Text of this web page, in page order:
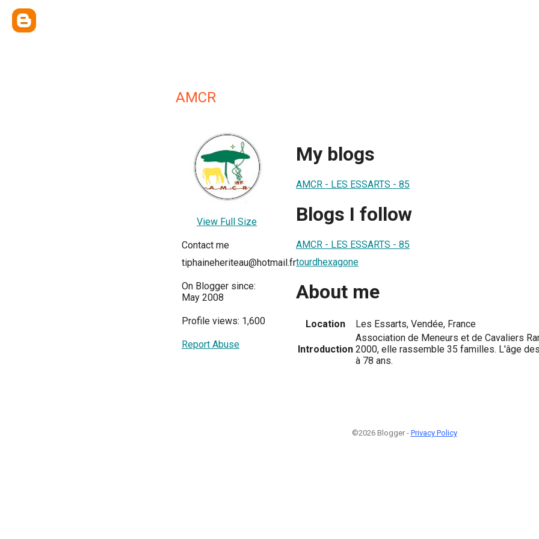
AMCR
View Full Size
Contact me
tiphaineheriteau@hotmail.fr
On Blogger since:
May 2008
Profile views: 1,600
Report Abuse
My blogs
AMCR - LES ESSARTS - 85
Blogs I follow
AMCR - LES ESSARTS - 85
tourdhexagone
About me
Location Les Essarts, Vendée, France
Introduction
Association de Meneurs et de Cavaliers
2000, elle rassemble 35 familles. L'âge
à 78 ans.
©2026 Blogger - Privacy Policy